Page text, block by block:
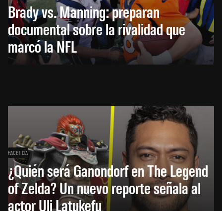
Brady vs. Manning: preparan
documental sobre la rivalidad que
marcó la NFL
HACE 1 DÍA
¿Quién será Ganondorf en The Legend
of Zelda? Un nuevo reporte señala al
actor Uli Latukefu